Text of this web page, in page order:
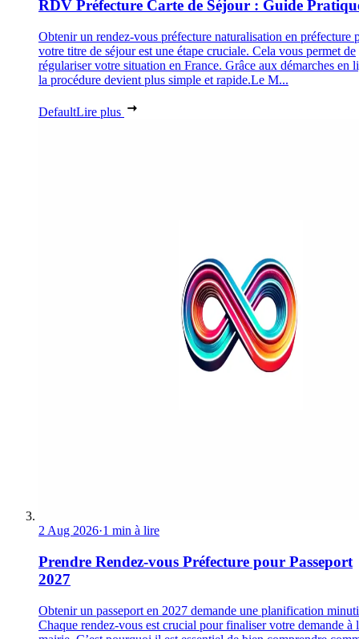
RDV Préfecture Carte de Séjour : Guide
Obtenir un rendez-vous préfecture naturalisation en préfecture
votre titre de séjour est une étape cruciale. Cela vous permet de
régulariser votre situation en France. Grâce aux démarches en
la procédure devient plus simple et rapide.Le M...
DefaultLire plus
2 Aug 2026·1 min à lire
Prendre Rendez-vous Préfecture pour Passeport
2027
Obtenir un passeport en 2027 demande une planification
Chaque rendez-vous est crucial pour finaliser votre demande à